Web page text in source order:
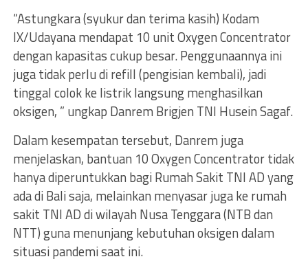
“Astungkara (syukur dan terima kasih) Kodam
IX/Udayana mendapat 10 unit Oxygen Concentrator
dengan kapasitas cukup besar. Penggunaannya ini
juga tidak perlu di refill (pengisian kembali), jadi
tinggal colok ke listrik langsung menghasilkan
oksigen, ” ungkap Danrem Brigjen TNI Husein Sagaf.
Dalam kesempatan tersebut, Danrem juga
menjelaskan, bantuan 10 Oxygen Concentrator tidak
hanya diperuntukkan bagi Rumah Sakit TNI AD yang
ada di Bali saja, melainkan menyasar juga ke rumah
sakit TNI AD di wilayah Nusa Tenggara (NTB dan
NTT) guna menunjang kebutuhan oksigen dalam
situasi pandemi saat ini.